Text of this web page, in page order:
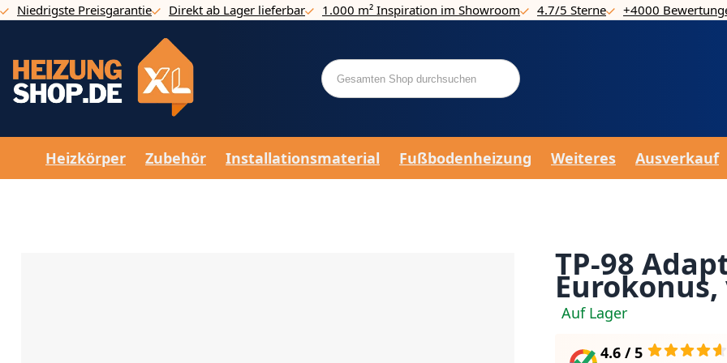
Direkt zum Inhalt
Niedrigste Preisgarantie Direkt ab Lager lieferbar 1.000 m² Inspiration im Showroom 4.7/5 Sterne +4000
Heizkörper Zubehör Installationsmaterial Fußbodenheizung Weiteres Ausverkauf
TP-98
Auf Lager
4.6 / 5